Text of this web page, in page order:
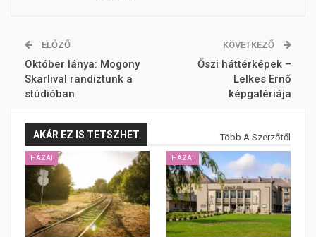
ELŐZŐ
Október lánya: Mogony
Skarlival randiztunk a
stúdióban
KÖVETKEZŐ
Őszi háttérképek –
Lelkes Ernő
képgalériája
AKÁR EZ IS TETSZHET Több A Szerzőtől
HAZAI HAZAI